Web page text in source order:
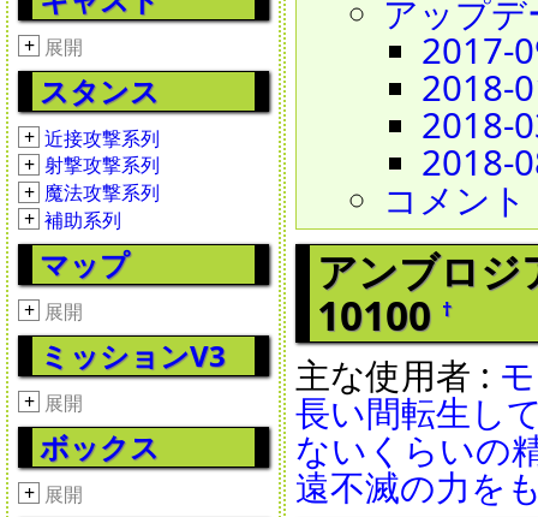
+ 展開
スタンス
+ 近接攻撃系列
+ 射撃攻撃系列
+ 魔法攻撃系列
+ 補助系列
マップ
+ 展開
ミッションV3
+ 展開
ボックス
+ 展開
アップデ
2017-
2018-
2018-
2018-
コメント
アンブロ
10100 †
主な使用者 :
長い間転生し
ないくらいの
遠不滅の力を